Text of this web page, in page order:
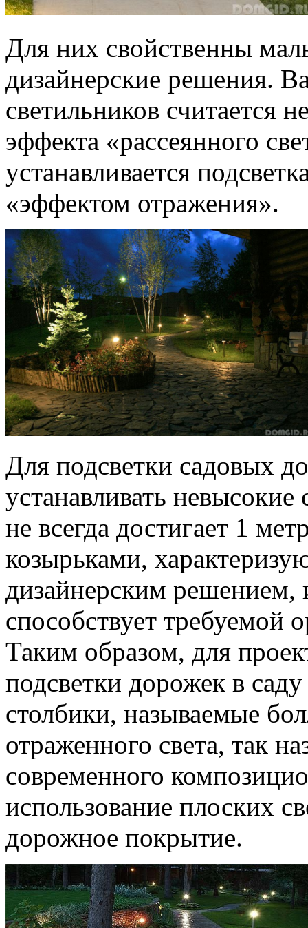
Для них свойственны
дизайнерские решения.
светильников считается
эффекта «рассеянного
устанавливается
«эффектом отражения».
Для подсветки садовых
устанавливать
не всегда достигает 1
козырьками,
дизайнерским решением,
способствует требуемой
Таким образом, для
подсветки дорожек в
столбики, называемые
отраженного света, так
современного
использование плоских
дорожное покрытие.